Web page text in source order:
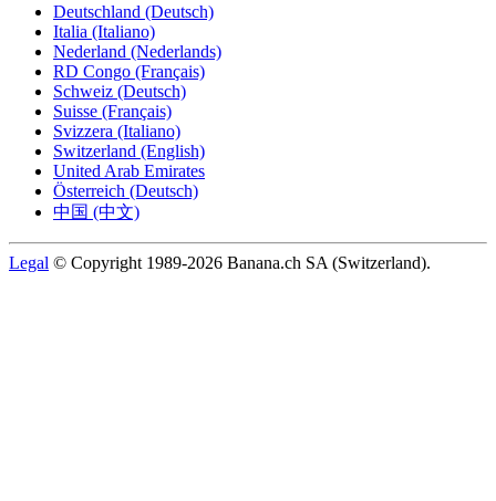
Deutschland (Deutsch)
Italia (Italiano)
Nederland (Nederlands)
RD Congo (Français)
Schweiz (Deutsch)
Suisse (Français)
Svizzera (Italiano)
Switzerland (English)
United Arab Emirates
Österreich (Deutsch)
中国 (中文)
Legal © Copyright 1989-2026 Banana.ch SA (Switzerland).